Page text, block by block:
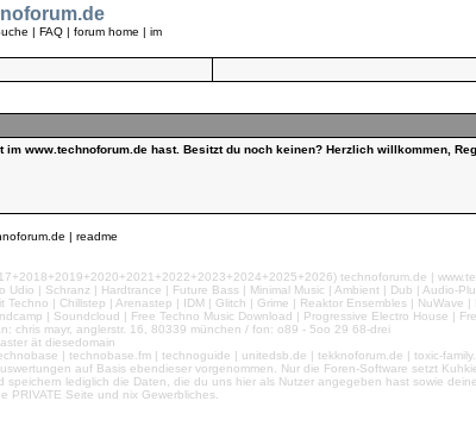
| FAQ| forum home | im
www.technoforum.de hast. Besitzt du noch keinen? Herzlich willkommen,
| readme
technoforum.de |
| Schranz | Hardtrance | Future Bass | Minimal Music | Ambient | Dub | Audio-
| Chillstep | Arenastep | IDM | Glitch | Grime | Reaktor Ensembles | NuWave
| Soundcloud | Free Techno Music Download | Progressive Electro House |
chris mayr, anglerstr. 16, 80339 münchen / fon: o89 - 5oo 29 68-drei
ät diesedomain
| technobase.fm | technoguide | unitedsb.de | tekknoforum.de | toxic-
auf Basis ebendieser vorgenommen. Nur die Foren-Software setzt
lediglich die Daten, die du uns hier als Nutzer angegeben hast sowie
PRIVATE Seite und nix Gewerbliches.